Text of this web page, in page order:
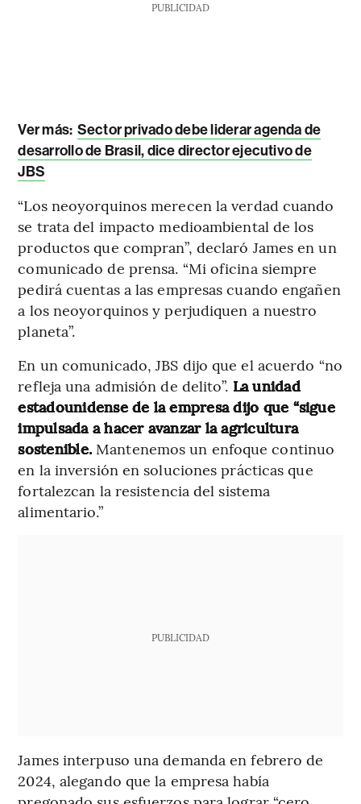
PUBLICIDAD
Ver más: Sector privado debe liderar agenda de
desarrollo de Brasil, dice director ejecutivo de
JBS
“Los neoyorquinos merecen la verdad cuando
se trata del impacto medioambiental de los
productos que compran”, declaró James en un
comunicado de prensa. “Mi oficina siempre
pedirá cuentas a las empresas cuando engañen
a los neoyorquinos y perjudiquen a nuestro
planeta”.
En un comunicado, JBS dijo que el acuerdo “no
refleja una admisión de delito”. La unidad
estadounidense de la empresa dijo que “sigue
impulsada a hacer avanzar la agricultura
sostenible. Mantenemos un enfoque continuo
en la inversión en soluciones prácticas que
fortalezcan la resistencia del sistema
alimentario.”
PUBLICIDAD
James interpuso una demanda en febrero de
2024, alegando que la empresa había